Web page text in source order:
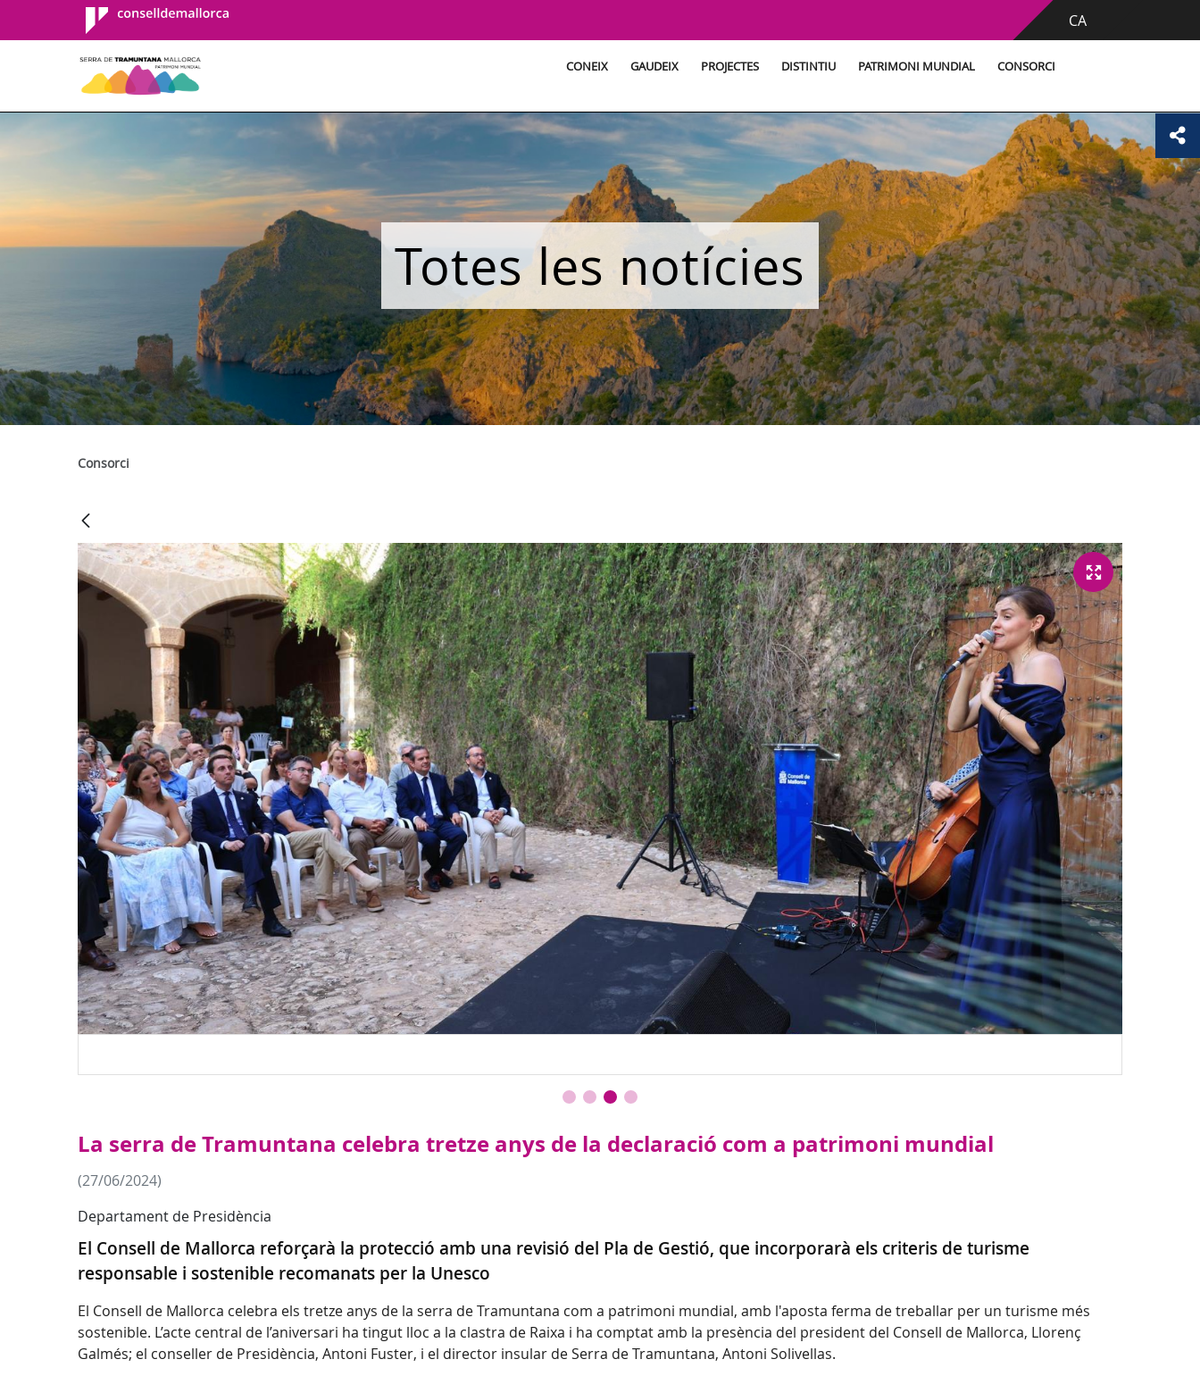
Consell de
Mallorca
CA
CONEIX GAUDEIX PROJECTES DISTINTIU PATRIMONI MUNDIAL CONSORCI
Totes les notícies
Consorci
La serra de Tramuntana celebra tretze anys de la declaració com a patrimoni mundial
(27/06/2024)
Departament de Presidència
El Consell de Mallorca reforçarà la protecció amb una revisió del Pla de Gestió, que incorporarà els criteris de turisme
responsable i sostenible recomanats per la Unesco
El Consell de Mallorca celebra els tretze anys de la serra de Tramuntana com a patrimoni mundial, amb l'aposta ferma de treballar per un turisme més
sostenible. L’acte central de l’aniversari ha tingut lloc a la clastra de Raixa i ha comptat amb la presència del president del Consell de Mallorca, Llorenç
Galmés; el conseller de Presidència, Antoni Fuster, i el director insular de Serra de Tramuntana, Antoni Solivellas.